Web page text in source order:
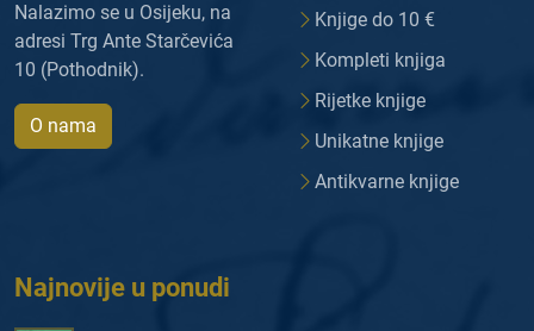
Nalazimo se u Osijeku, na
adresi Trg Ante Starčevića
10 (Pothodnik).
O nama
Knjige do 10 €
Kompleti knjiga
Rijetke knjige
Unikatne knjige
Antikvarne knjige
Najnovije u ponudi